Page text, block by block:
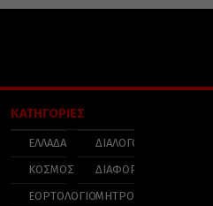
ΚΑΤΗΓΟΡΙΕΣ
ΕΛΛΑΔΑ
ΚΟΣΜΟΣ
ΕΟΡΤΟΛΟΓΙΟ
ΔΙΑΛΟΓΟΣ
ΔΙΑΦΟΡΑ
ΜΗΤΡΟΠΟΛΕΙΣ